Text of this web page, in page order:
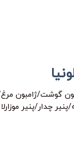
گوشت/ژامبون
پنیر چدار/پنیر موزارلا